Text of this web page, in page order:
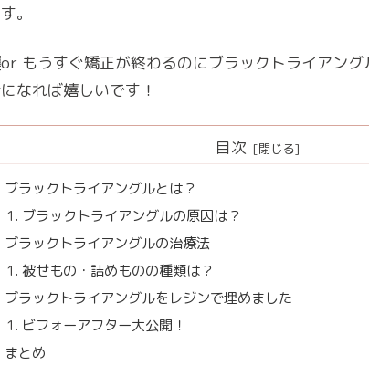
。
もうすぐ矯正が終わるのにブラックトライアング
なれば嬉しいです！
目次
ブラックトライアングルとは？
ブラックトライアングルの原因は？
ブラックトライアングルの治療法
被せもの・詰めものの種類は？
ブラックトライアングルをレジンで埋めました
ビフォーアフター大公開！
まとめ